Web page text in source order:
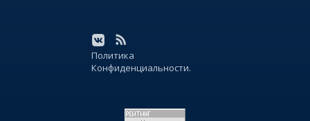
Политика
Конфиденциальности.